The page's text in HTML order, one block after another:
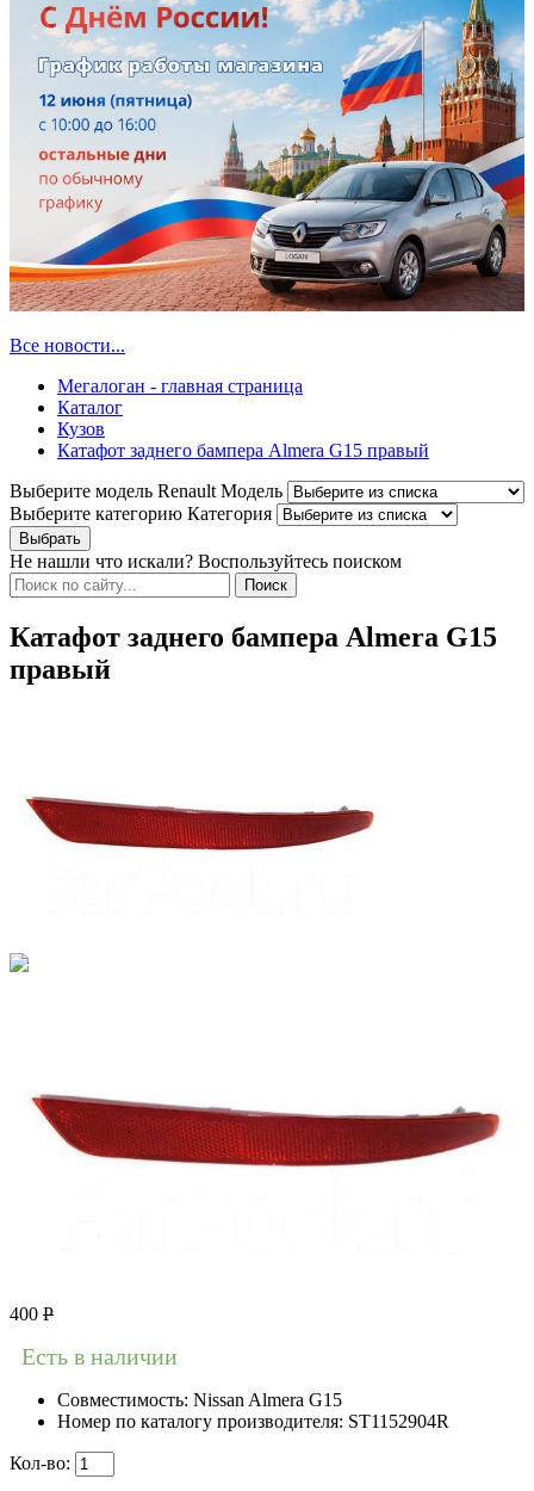
Все новости...
Мегалоган - главная страница
Каталог
Кузов
Катафот заднего бампера Almera G15 правый
Выберите модель Renault Модель
Выберите категорию Категория
Не нашли что искали? Воспользуйтесь поиском
Катафот заднего бампера Almera G15
правый
400 Р
Есть в наличии
Совместимость: Nissan Almera G15
Номер по каталогу производителя: ST1152904R
Кол-во: